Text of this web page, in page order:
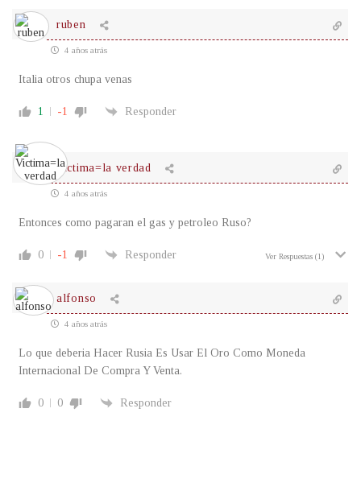
ruben
4 años atrás
Italia otros chupa venas
1 -1 Responder
Victima=la verdad
4 años atrás
Entonces como pagaran el gas y petroleo Ruso?
0 -1 Responder Ver Respuestas (1)
alfonso
4 años atrás
Lo que deberia Hacer Rusia Es Usar El Oro Como Moneda
Internacional De Compra Y Venta.
0 0 Responder